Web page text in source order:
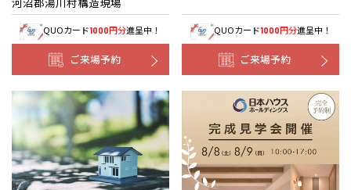
QUOカード1000円分進呈中！
ご来場予約
QUOカード1000円分進呈中！
ご来場予約